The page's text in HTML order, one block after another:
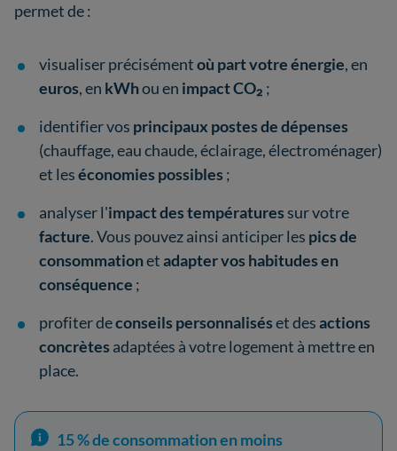
permet de :
visualiser précisémentoù part votre énergie, en
euros, en kWhou en impact CO₂ ;
identifier vos principaux postes de dépenses
(chauffage, eau chaude, éclairage, électroménager)
et leséconomies possibles ;
analyser l'impact des températures sur votre
facture. Vous pouvez ainsi anticiper les pics de
consommationetadapter vos habitudes en
conséquence ;
profiter deconseils personnaliséset desactions
concrètes adaptées à votre logement à mettre en
place.
15 % de consommation en moins